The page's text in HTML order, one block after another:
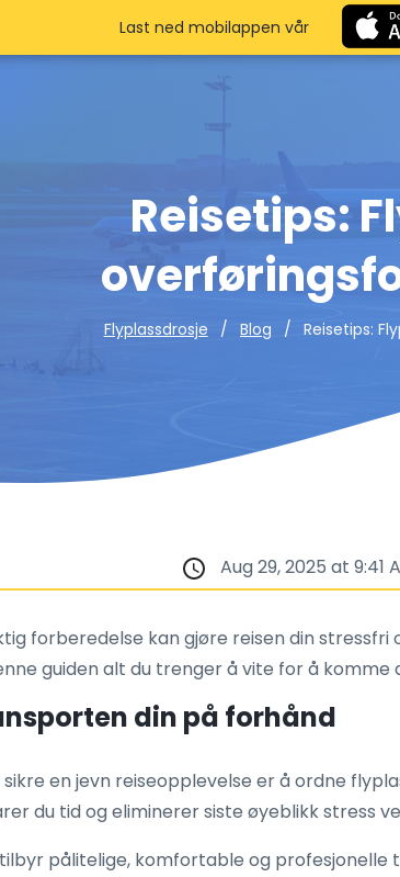
Reisetips:
Flyplassdrosje Blog Reisetips:
Last ned mobilappen vår
Aug 29, 2025 at 9:41
forberedelse kan gjøre reisen din
guiden alt du trenger å vite for å
din på forhånd
en jevn reiseopplevelse er å ordne
du tid og eliminerer siste øyeblikk stress
pålitelige, komfortable og